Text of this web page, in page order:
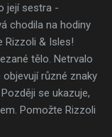
její sestra -
chodila na hodiny
Rizzoli & Isles!
tělo. Netrvalo
různé znaky
se ukazuje,
Pomožte Rizzoli